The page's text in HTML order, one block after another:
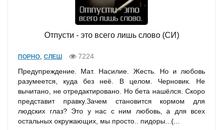
Отпусти - это всего лишь слово (СИ)
ПОРНО, СЛЕШ
7224
Предупреждение. Мат. Насилие. Жесть. Но и любовь
разумеется, куда без неё. В целом. Черновик. Не
вычитано, не отредактировано. Но бета нашёлся. Скоро
представит правку.Зачем становится кормом для
людских глаз? Это у нас с ним любовь, а для всех
остальных окружающих, мы просто.. пидоры...(...